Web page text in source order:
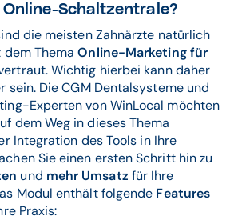
Schaltzentrale?
die meisten Zahnärzte natürlich
dem ThemaOnline-Marketing für
Wichtig hierbei kann daher
sein. Die CGM Dentalsysteme und
Experten von WinLocal möchten
dem Weg in dieses Thema
Integration des Tools in Ihre
Sie einen ersten Schritt hin zu
und mehr Umsatz für Ihre
Modul enthält folgende Features
Praxis: